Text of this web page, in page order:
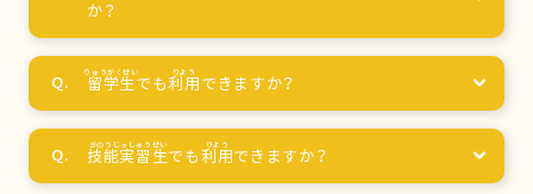
か？
留学生でも利用 できますか？
技能実習生でも利用できますか？